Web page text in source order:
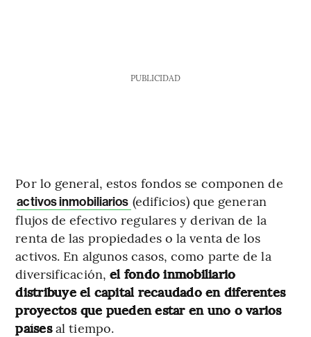
PUBLICIDAD
Por lo general, estos fondos se componen de
activos inmobiliarios (edificios) que generan
flujos de efectivo regulares y derivan de la
renta de las propiedades o la venta de los
activos. En algunos casos, como parte de la
diversificación, el fondo inmobiliario
distribuye el capital recaudado en diferentes
proyectos que pueden estar en uno o varios
paísesal tiempo.